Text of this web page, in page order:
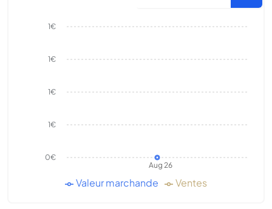
Aug 26
0€
1€
1€
1€
1€
Valeur marchande Ventes